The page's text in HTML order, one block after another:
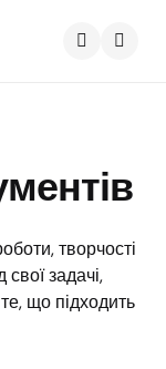
творчості
свої задачі,
що підходить